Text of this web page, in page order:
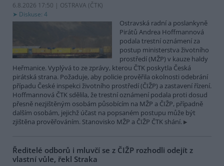
6.8.2026 17:50 | OSTRAVA (ČTK)
Diskuse: 4
Ostravská radní a poslankyně
Pirátů Andrea Hoffmannová
podala trestní oznámení za
postup ministerstva životního
prostředí (MŽP) v kauze haldy
Heřmanice. Vyplývá to ze zprávy, kterou ČTK poskytla Česká
pirátská strana. Požaduje, aby policie prověřila okolnosti odebrání
případu České inspekci životního prostředí (ČIŽP) a zastavení řízení.
Hoffmannová ČTK sdělila, že trestní oznámení podala proti dosud
přesně nezjištěným osobám působícím na MŽP a ČIŽP, případně
dalším osobám, jejichž účast na popsaném postupu může být
zjištěna prověřováním. Stanovisko MŽP a ČIŽP ČTK shání.
Ředitelé odborů i mluvčí se z ČIŽP rozhodli odejít z
vlastní vůle, řekl Straka